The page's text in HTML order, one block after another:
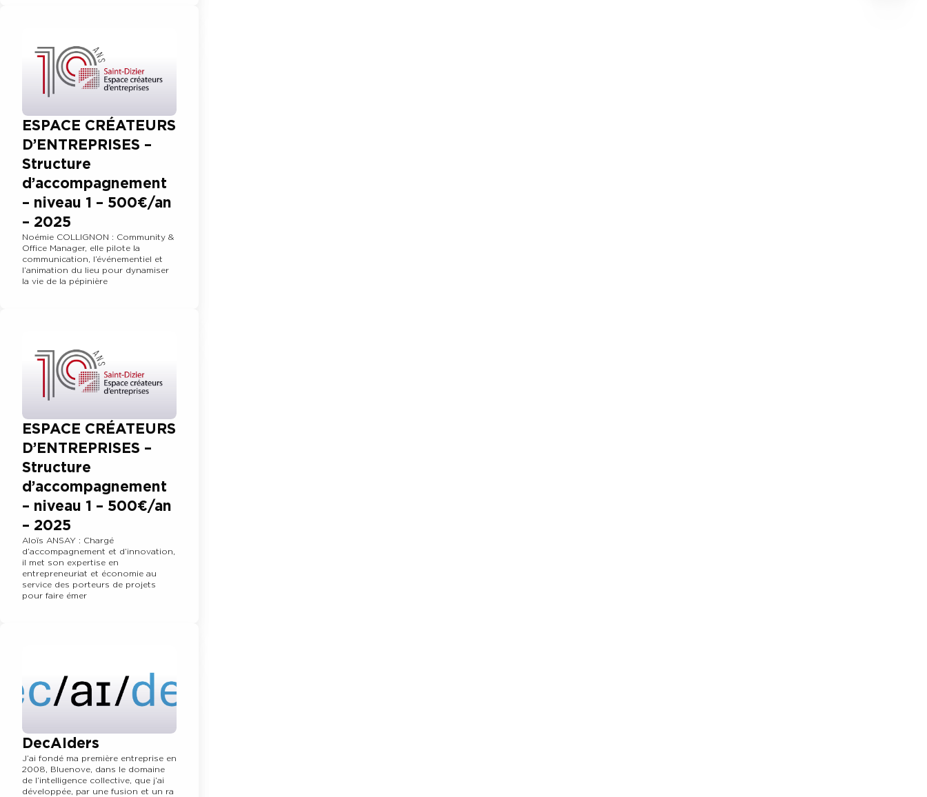
ESPACE CRÉATEURS
D’ENTREPRISES –
Structure
d’accompagnement
– niveau 1 – 500€/an
– 2025
Noémie COLLIGNON : Community &
Office Manager, elle pilote la
communication, l’événementiel et
l’animation du lieu pour dynamiser
la vie de la pépinière
ESPACE CRÉATEURS
D’ENTREPRISES –
Structure
d’accompagnement
– niveau 1 – 500€/an
– 2025
Aloïs ANSAY : Chargé
d’accompagnement et d’innovation,
il met son expertise en
entrepreneuriat et économie au
service des porteurs de projets
pour faire émer
DecAIders
J’ai fondé ma première entreprise en
2008, Bluenove, dans le domaine
de l’intelligence collective, que j’ai
développée, par une fusion et un ra